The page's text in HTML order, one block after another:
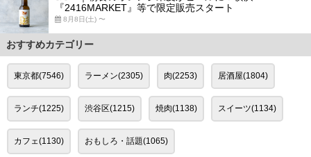
『2416MARKET』等で限定販売スタート
8月8日(土) 〜
おすすめカテゴリー
東京都(7546) ラーメン(2305) 肉(2253) 居酒屋(1804)
ランチ(1225) 渋谷区(1215) 焼肉(1138) スイーツ(1134)
カフェ(1130) おもしろ・話題(1065)